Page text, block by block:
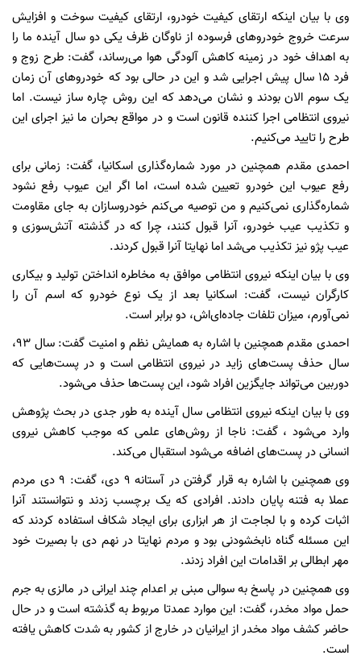
وی با بیان اینکه ارتقای کیفیت خودرو، ارتقای کیفیت سوخت و افزایش
سرعت خروج خودروهای فرسوده از ناوگان ظرف یکی دو سال آینده ما را
به اهداف خود در زمینه کاهش آلودگی هوا می‌رساند، گفت: طرح زوج و
فرد 15 سال پیش اجرایی شد و این در حالی بود که خودروهای آن زمان
یک سوم الان بودند و نشان می‌دهد که این روش چاره ساز نیست. اما
نیروی انتظامی اجرا کننده قانون است و در مواقع بحران ما نیز اجرای این
طرح را تایید می‌کنیم.
احمدی مقدم همچنین در مورد شماره‌گذاری اسکانیا، گفت: زمانی برای
رفع عیوب این خودرو تعیین شده است، اما اگر این عیوب رفع نشود
شماره‌گذاری نمی‌کنیم و من توصیه می‌کنم خودروسازان به جای مقاومت
و تکذیب عیب خودرو، آنرا قبول کنند، چرا که در گذشته آتش‌سوزی و
عیب پژو نیز تکذیب می‌شد اما نهایتا آنرا قبول کردند.
وی با بیان اینکه نیروی انتظامی موافق به مخاطره انداختن تولید و بیکاری
کارگران نیست، گفت: اسکانیا بعد از یک نوع خودرو که اسم آن را
نمی‌آورم، میزان تلفات جاده‌ای‌اش، دو برابر است.
احمدی مقدم همچنین با اشاره به همایش نظم و امنیت گفت: سال 93،
سال حذف پست‌های زاید در نیروی انتظامی است و در پست‌هایی که
دوربین‌ می‌تواند جایگزین افراد شود، این پست‌ها حذف می‌شود.
وی با بیان اینکه نیروی انتظامی سال آینده به طور جدی در بحث پژوهش
وارد می‌شود ، گفت: ناجا از روش‌های علمی که موجب کاهش نیروی
انسانی در پست‌های اضافه می‌شود استقبال می‌کند.
وی همچنین با اشاره به قرار گرفتن در آستانه 9 دی، گفت: 9 دی مردم
عملا به فتنه پایان دادند. افرادی که یک برچسب زدند و نتوانستند آنرا
اثبات کرده و با لجاجت از هر ابزاری برای ایجاد شکاف استفاده کردند که
این مسئله گناه نابخشودنی بود و مردم نهایتا در نهم دی با بصیرت خود
مهر ابطالی بر اقدامات این افراد زدند.
وی همچنین در پاسخ به سوالی مبنی بر اعدام چند ایرانی در مالزی به جرم
حمل مواد مخدر، گفت: این موارد عمدتا مربوط به گذشته است و در حال
حاضر کشف مواد مخدر از ایرانیان در خارج از کشور به شدت کاهش یافته
است.